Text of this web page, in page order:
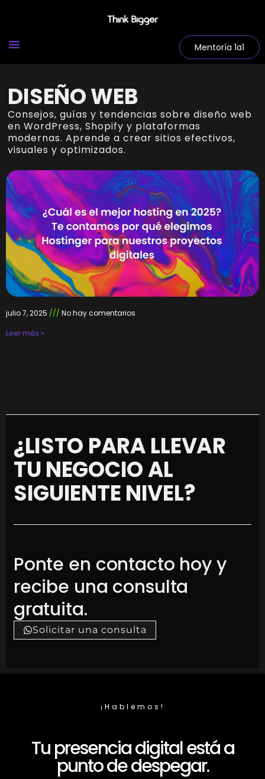
Mentoría 1a1
DISEÑO WEB
Consejos, guías y tendencias sobre diseño web
en WordPress, Shopify y plataformas
modernas. Aprende a crear sitios efectivos,
visuales y optimizados.
julio 7, 2025
No hay comentarios
Leer más »
¿LISTO PARA LLEVAR
TU NEGOCIO AL
SIGUIENTE NIVEL?
Ponte en contacto hoy y
recibe una consulta
gratuita.
Solicitar una consulta
¡Hablemos!
Tu presencia digital está a
punto de despegar.